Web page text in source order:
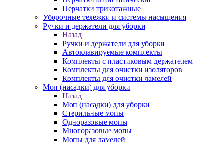
Перчатки трикотажные
Уборочные тележки и системы насыщения
Ручки и держатели для уборки
Назад
Ручки и держатели для уборки
Автоклавируемые комплекты
Комплекты с пластиковым держателем
Комплекты для очистки изоляторов
Комплекты для очистки ламелей
Моп (насадки) для уборки
Назад
Моп (насадки) для уборки
Стерильные мопы
Одноразовые мопы
Многоразовые мопы
Мопы для ламелей